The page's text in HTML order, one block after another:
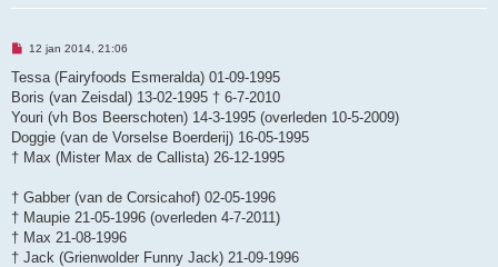
O
g
l
e
e
n
r
c
h
12 jan 2014, 21:06
Tessa (Fairyfoods Esmeralda) 01-09-1995
Boris (van Zeisdal) 13-02-1995 † 6-7-2010
Youri (vh Bos Beerschoten) 14-3-1995 (overleden 10-5-2009)
Doggie (van de Vorselse Boerderij) 16-05-1995
† Max (Mister Max de Callista) 26-12-1995
† Gabber (van de Corsicahof) 02-05-1996
† Maupie 21-05-1996 (overleden 4-7-2011)
† Max 21-08-1996
† Jack (Grienwolder Funny Jack) 21-09-1996